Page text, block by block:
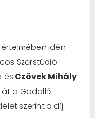
idén
Szőrstúdió
és Czövek Mihály
a Gödöllő
szerint a díj